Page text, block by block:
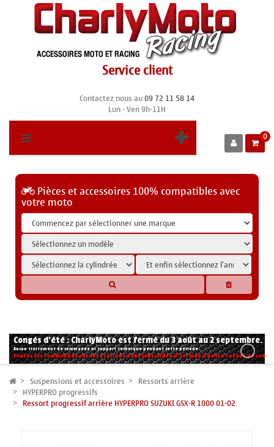
Service client
Contactez nous au09 72 11 58 14
Lun - Ven 9h-11H
0
Pièces et accessoires 100% compatibles avec
votre moto
Congés d'été : CharlyMoto est fermé du 3 août au 2 septembre.
Aucun traitement de commande ni support technique pendant cette période.
Toutes les commandes seront traitées dans leur ordre d'arrivée à notre retour de
Suspensions et accessoires Ressorts arrière
HYPERPRO progressifs
Ressort progressif arrière HYPERPRO SUZUKI GSX-R 1000 01-02